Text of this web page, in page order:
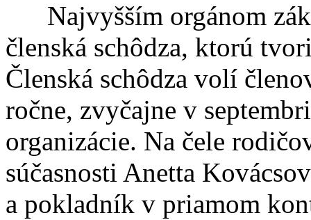
Najvyšším orgánom
členská schôdza, ktorú
Členská schôdza volí
ročne, zvyčajne v
organizácie. Na čele
súčasnosti Anetta
a pokladník v priamom